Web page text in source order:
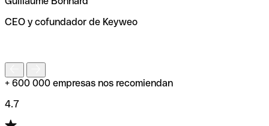
de enviar tu transferencia.
CEO y cofundador de Keyweo
+ 600 000 empresas nos recomiendan
4.7